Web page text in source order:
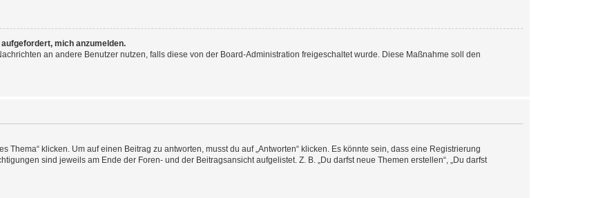
mich anzumelden.
an andere Benutzer nutzen, falls diese von der Board-Administration freigeschaltet wurde. Diese Maßnahme soll den
Thema“ klicken. Um auf einen Beitrag zu antworten, musst du auf „Antworten“ klicken. Es könnte sein, dass eine Registrierung
sind jeweils am Ende der Foren- und der Beitragsansicht aufgelistet. Z. B. „Du darfst neue Themen erstellen“, „Du darfst